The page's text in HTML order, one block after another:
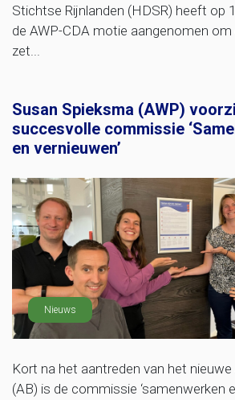
Stichtse Rijnlanden (HDSR) heeft op
de AWP-CDA motie aangenomen
zet...
Susan Spieksma (AWP)
succesvolle commissie
en vernieuwen’
Nieuws
Kort na het aantreden van het
(AB) is de commissie ‘samenwerken